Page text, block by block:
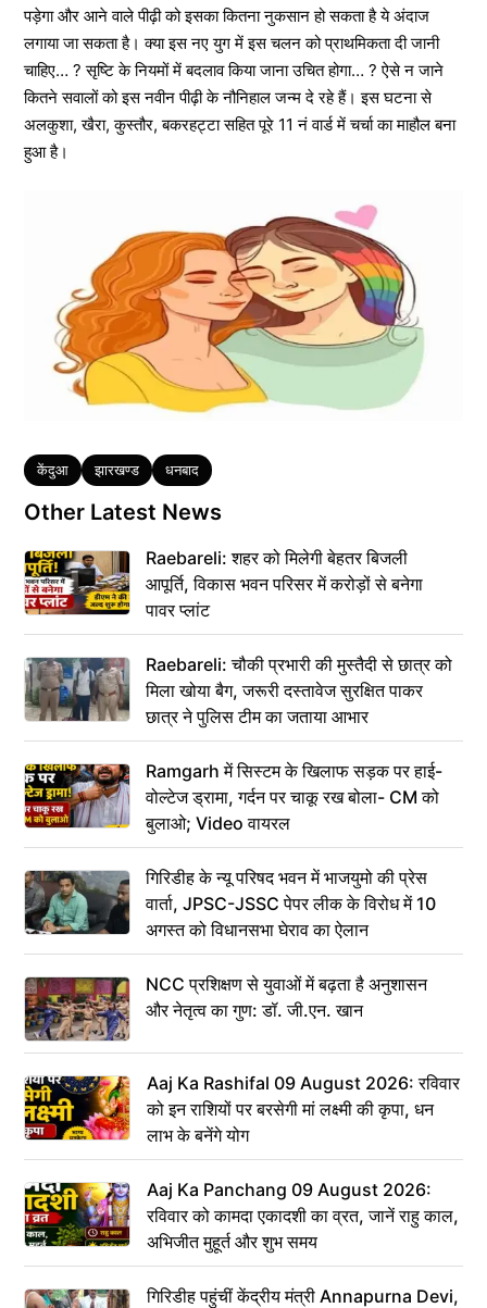
पड़ेगा और आने वाले पीढ़ी को इसका कितना नुकसान हो सकता है ये अंदाज
लगाया जा सकता है। क्या इस नए युग में इस चलन को प्राथमिकता दी जानी
चाहिए… ? सृष्टि के नियमों में बदलाव किया जाना उचित होगा… ? ऐसे न जाने
कितने सवालों को इस नवीन पीढ़ी के नौनिहाल जन्म दे रहे हैं। इस घटना से
अलकुशा, खैरा, कुस्तौर, बकरहट्टा सहित पूरे 11 नं वार्ड में चर्चा का माहौल बना
हुआ है।
Tags
केंदुआ झारखण्ड धनबाद
Other Latest News
Raebareli: शहर को मिलेगी बेहतर बिजली
आपूर्ति, विकास भवन परिसर में करोड़ों से बनेगा
पावर प्लांट
Raebareli: चौकी प्रभारी की मुस्तैदी से छात्र को
मिला खोया बैग, जरूरी दस्तावेज सुरक्षित पाकर
छात्र ने पुलिस टीम का जताया आभार
Ramgarh में सिस्टम के खिलाफ सड़क पर हाई-
वोल्टेज ड्रामा, गर्दन पर चाकू रख बोला- CM को
बुलाओ; Video वायरल
गिरिडीह के न्यू परिषद भवन में भाजयुमो की प्रेस
वार्ता, JPSC-JSSC पेपर लीक के विरोध में 10
अगस्त को विधानसभा घेराव का ऐलान
NCC प्रशिक्षण से युवाओं में बढ़ता है अनुशासन
और नेतृत्व का गुण: डॉ. जी.एन. खान
Aaj Ka Rashifal 09 August 2026: रविवार
को इन राशियों पर बरसेगी मां लक्ष्मी की कृपा, धन
लाभ के बनेंगे योग
Aaj Ka Panchang 09 August 2026:
रविवार को कामदा एकादशी का व्रत, जानें राहु काल,
अभिजीत मुहूर्त और शुभ समय
गिरिडीह पहुंचीं केंद्रीय मंत्री Annapurna Devi,